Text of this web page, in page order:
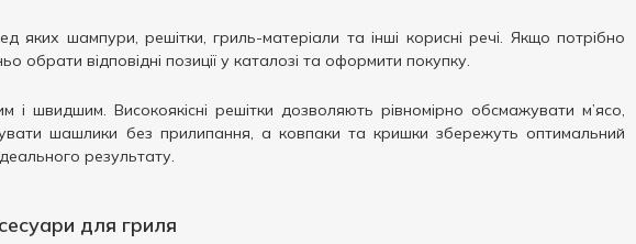
яких шампури, решітки, гриль-матеріали та інші корисні речі. Якщо потрібно
відповідні позиції у каталозі та оформити покупку.
і швидшим. Високоякісні решітки дозволяють рівномірно обсмажувати м’ясо,
шашлики без прилипання, а ковпаки та кришки збережуть оптимальний
результату.
для гриля